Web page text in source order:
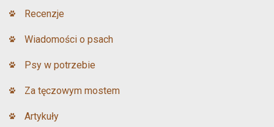
Recenzje
Wiadomości o psach
Psy w potrzebie
Za tęczowym mostem
Artykuły